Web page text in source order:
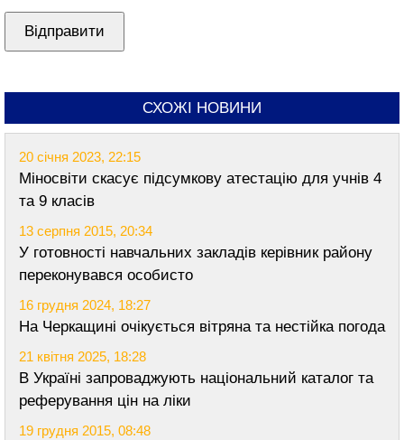
СХОЖІ НОВИНИ
20 січня 2023, 22:15
Міносвіти скасує підсумкову атестацію для учнів 4
та 9 класів
13 серпня 2015, 20:34
У готовності навчальних закладів керівник району
переконувався особисто
16 грудня 2024, 18:27
На Черкащині очікується вітряна та нестійка погода
21 квітня 2025, 18:28
В Україні запроваджують національний каталог та
реферування цін на ліки
19 грудня 2015, 08:48